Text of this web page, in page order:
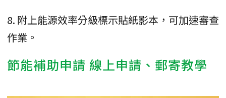
8. 附上能源效率分級標示貼紙影本，可加速審查
作業。
節能補助申請 線上申請、郵寄教學